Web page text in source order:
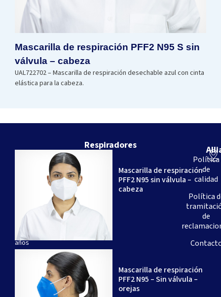
Mascarilla de respiración PFF2 N95 S sin
válvula – cabeza
UAL722702 – Mascarilla de respiración desechable azul con cinta
elástica para la cabeza.
más
20
años
experiencia
especializada
Respiradores
Mascarilla de respiración
PFF2 N95 sin válvula –
cabeza
Mascarilla de respiración
PFF2 N95 – Sin válvula –
orejas
Política
de
calidad
Política
de